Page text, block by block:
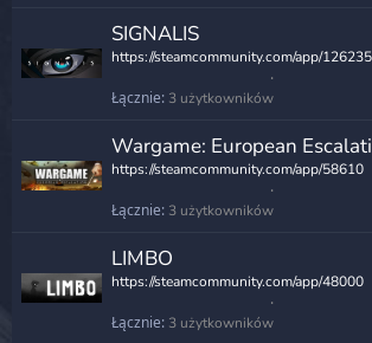
SIGNALIS
https://steamcommunity.com/app/
Łącznie 3 użytkowników
Wargame: European
https://steamcommunity.com/app/58610
Łącznie 3 użytkowników
LIMBO
https://steamcommunity.com/app/48000
Łącznie 3 użytkowników